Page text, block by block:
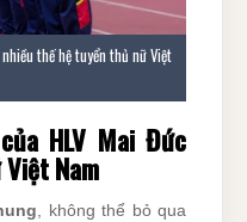
thế hệ tuyển thủ nữ Việt
HLV Mai Đức
Nam
, không thể bỏ qua